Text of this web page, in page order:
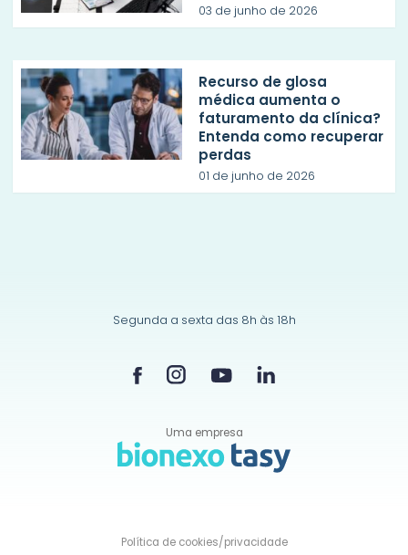
03 de junho de 2026
Recurso de glosa
médica aumenta o
faturamento da clínica?
Entenda como recuperar
perdas
01 de junho de 2026
Segunda a sexta das 8h às 18h
Uma empresa
Política decookies/privacidade